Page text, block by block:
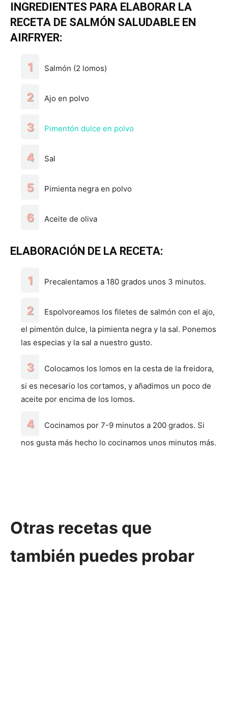
INGREDIENTES PARA ELABORAR LA
RECETA DE SALMÓN SALUDABLE EN
AIRFRYER:
Salmón (2 lomos)
Ajo en polvo
Pimentón dulce en polvo
Sal
Pimienta negra en polvo
Aceite de oliva
ELABORACIÓN DE LA RECETA:
Precalentamos a 180 grados unos 3 minutos.
Espolvoreamos los filetes de salmón con el ajo,
el pimentón dulce, la pimienta negra y la sal. Ponemos
las especias y la sal a nuestro gusto.
Colocamos los lomos en la cesta de la freidora,
si es necesario los cortamos, y añadimos un poco de
aceite por encima de los lomos.
Cocinamos por 7-9 minutos a 200 grados. Si
nos gusta más hecho lo cocinamos unos minutos más.
Otras recetas que
también puedes probar